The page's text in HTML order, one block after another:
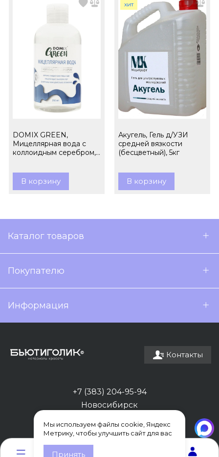
DOMIX GREEN,
Мицеллярная вода с
коллоидным серебром,
В корзину
хит
Акугель, Гель д/УЗИ
средней вязкости
(бесцветный), 5кг
В корзину
Каталог товаров
Покупателю
Информация
Контакты
+7 (383) 204-95-94
Новосибирск
Мы используем файлы cookie, Яндекс
Метрику, чтобы улучшить сайт для вас
Принять